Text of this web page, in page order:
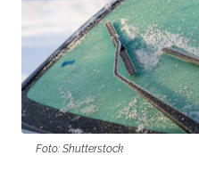
Foto: Shutterstock